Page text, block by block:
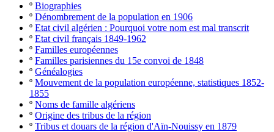
º Biographies
º Dénombrement de la population en 1906
º Etat civil algérien : Pourquoi votre nom est mal transcrit
º Etat civil français 1849-1962
º Familles européennes
º Familles parisiennes du 15e convoi de 1848
º Généalogies
º Mouvement de la population européenne, statistiques 1852-
1855
º Noms de famille algériens
º Origine des tribus de la région
º Tribus et douars de la région d'Aïn-Nouissy en 1879